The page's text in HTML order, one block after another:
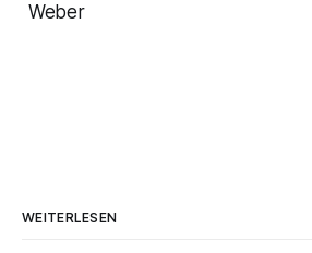
Weber
WEITERLESEN